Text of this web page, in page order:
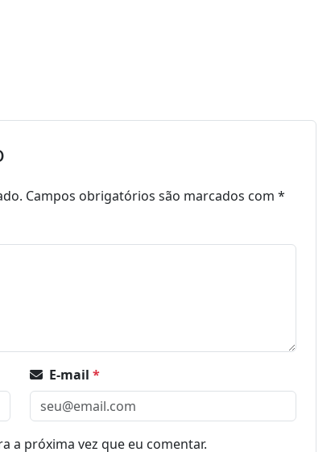
Campos obrigatórios são marcados com *
E-mail *
a próxima vez que eu comentar.